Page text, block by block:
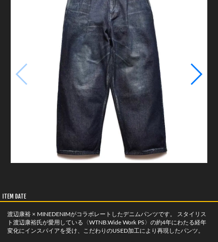
ITEM DATE
渡辺康裕 × MINEDENIMがコラボレートしたデニムパンツです。 スタイリス
ト渡辺康裕氏が愛用している〈WTNB.Wide Work PS〉の約4年にわたる経年
変化にインスパイアを受け、こだわりのUSED加工により再現したパンツ。